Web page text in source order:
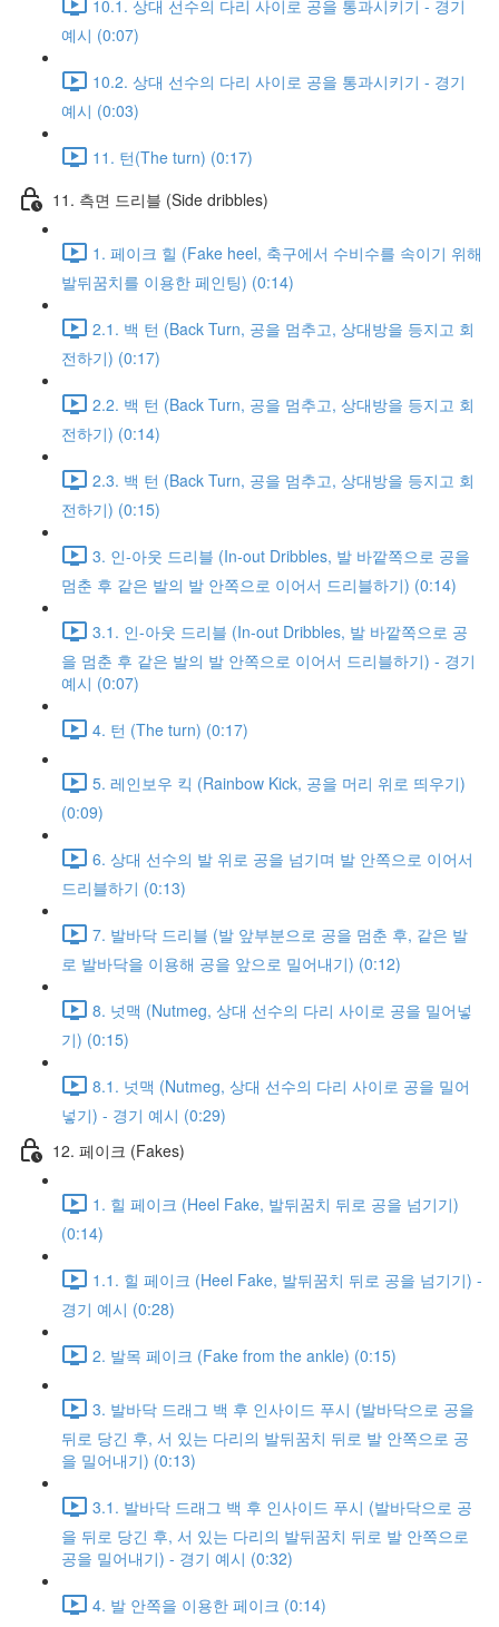
10.1. 상대 선수의 다리 사이로 공을 통과시키기 - 경기
예시 (0:07)
10.2. 상대 선수의 다리 사이로 공을 통과시키기 - 경기
예시 (0:03)
11. 턴(The turn) (0:17)
11. 측면 드리블 (Side dribbles)
1. 페이크 힐 (Fake heel, 축구에서 수비수를 속이기 위해
발뒤꿈치를 이용한 페인팅) (0:14)
2.1. 백 턴 (Back Turn, 공을 멈추고, 상대방을 등지고 회
전하기) (0:17)
2.2. 백 턴 (Back Turn, 공을 멈추고, 상대방을 등지고 회
전하기) (0:14)
2.3. 백 턴 (Back Turn, 공을 멈추고, 상대방을 등지고 회
전하기) (0:15)
3. 인-아웃 드리블 (In-out Dribbles, 발 바깥쪽으로 공을
멈춘 후 같은 발의 발 안쪽으로 이어서 드리블하기) (0:14)
3.1. 인-아웃 드리블 (In-out Dribbles, 발 바깥쪽으로 공
을 멈춘 후 같은 발의 발 안쪽으로 이어서 드리블하기) - 경기
예시 (0:07)
4. 턴 (The turn) (0:17)
5. 레인보우 킥 (Rainbow Kick, 공을 머리 위로 띄우기)
(0:09)
6. 상대 선수의 발 위로 공을 넘기며 발 안쪽으로 이어서
드리블하기 (0:13)
7. 발바닥 드리블 (발 앞부분으로 공을 멈춘 후, 같은 발
로 발바닥을 이용해 공을 앞으로 밀어내기) (0:12)
8. 넛맥 (Nutmeg, 상대 선수의 다리 사이로 공을 밀어넣
기) (0:15)
8.1. 넛맥 (Nutmeg, 상대 선수의 다리 사이로 공을 밀어
넣기) - 경기 예시 (0:29)
12. 페이크 (Fakes)
1. 힐 페이크 (Heel Fake, 발뒤꿈치 뒤로 공을 넘기기)
(0:14)
1.1. 힐 페이크 (Heel Fake, 발뒤꿈치 뒤로 공을 넘기기) -
경기 예시 (0:28)
2. 발목 페이크 (Fake from the ankle) (0:15)
3. 발바닥 드래그 백 후 인사이드 푸시 (발바닥으로 공을
뒤로 당긴 후, 서 있는 다리의 발뒤꿈치 뒤로 발 안쪽으로 공
을 밀어내기) (0:13)
3.1. 발바닥 드래그 백 후 인사이드 푸시 (발바닥으로 공
을 뒤로 당긴 후, 서 있는 다리의 발뒤꿈치 뒤로 발 안쪽으로
공을 밀어내기) - 경기 예시 (0:32)
4. 발 안쪽을 이용한 페이크 (0:14)